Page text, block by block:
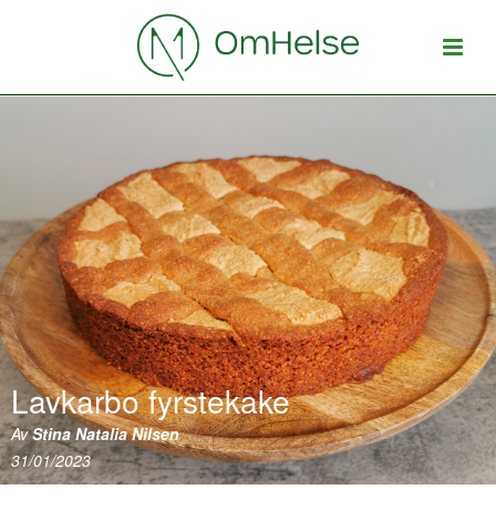
Lavkarbo fyrstekake
AvStina Natalia Nilsen
31/01/2023